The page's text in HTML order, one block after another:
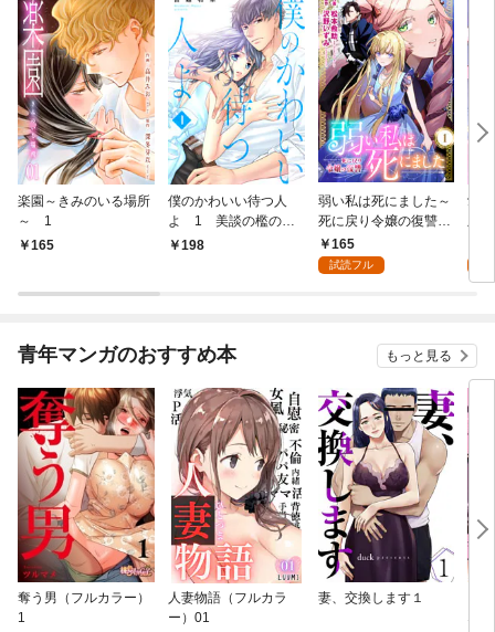
楽園～きみのいる場所
～ 1
165
僕のかわいい待つ人
よ 1 美談の檻のな
か198
弱い私は死にました～
死に戻り令嬢の復讐
～ 1
165
試読フル
愛
版
青年マンガのおすすめ本 もっと見る
奪う男（フルカラー）
1
人妻物語（フルカラ
ー）01
妻、交換します１
な